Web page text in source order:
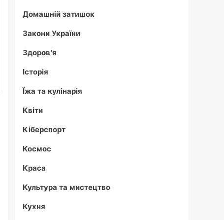
Домашній затишок
Закони України
Здоров'я
Історія
Їжа та кулінарія
Квіти
Кіберспорт
Космос
Краса
Культура та мистецтво
Кухня